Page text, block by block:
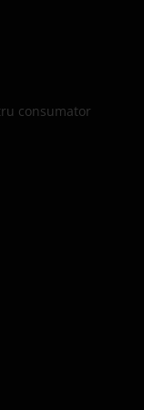
consumator